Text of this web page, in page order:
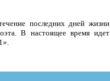
последних дней жизни
В настоящее время идет